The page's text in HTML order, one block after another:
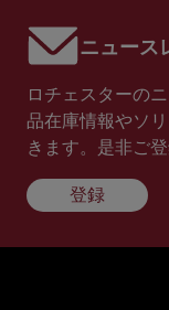
ニュース
ロチェスターの
品在庫情報やソ
きます。是非ご登
登録